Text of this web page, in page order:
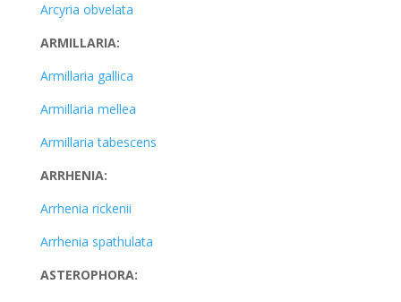
Arcyria obvelata
ARMILLARIA:
Armillaria gallica
Armillaria mellea
Armillaria tabescens
ARRHENIA:
Arrhenia rickenii
Arrhenia spathulata
ASTEROPHORA: